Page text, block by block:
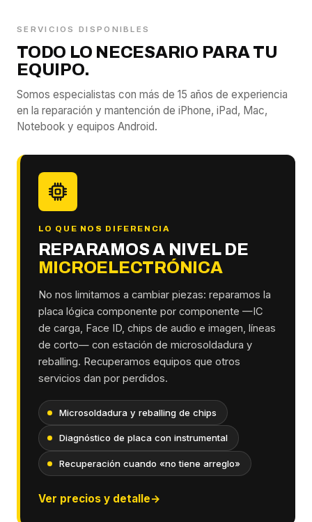
SERVICIOS DISPONIBLES
TODO LO NECESARIO PARA TU
EQUIPO.
Somos especialistas con más de 15 años de experiencia
en la reparación y mantención de iPhone, iPad, Mac,
Notebook y equipos Android.
LO QUE NOS DIFERENCIA
REPARAMOS A NIVEL DE
MICROELECTRÓNICA
No nos limitamos a cambiar piezas: reparamos la
placa lógica componente por componente —IC
de carga, Face ID, chips de audio e imagen, líneas
de corto— con estación de microsoldadura y
reballing. Recuperamos equipos que otros
servicios dan por perdidos.
Microsoldadura y reballing de chips
Diagnóstico de placa con instrumental
Recuperación cuando «no tiene arreglo»
Ver precios y detalle→